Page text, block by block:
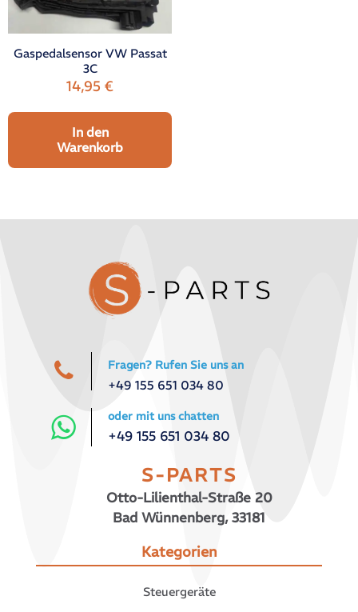
Gaspedalsensor VW Passat
3C
14,95€
In den
Warenkorb
Fragen? Rufen Sie uns an
+49 155 651 034 80
oder mit uns chatten
+49 155 651 034 80
S-PARTS
Otto-Lilienthal-Straße 20
Bad Wünnenberg, 33181
Kategorien
Steuergeräte